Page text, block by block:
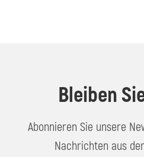
Bleiben
Abonnieren Sie unsere
Nachrichten aus